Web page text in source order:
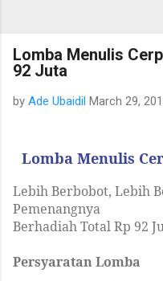
Lomba Menulis
92 Juta
by Ade Ubaidil March 29,
Lomba Menulis
Lebih Berbobot, Lebih
Pemenangnya
Berhadiah Total Rp 92
Persyaratan Lomba